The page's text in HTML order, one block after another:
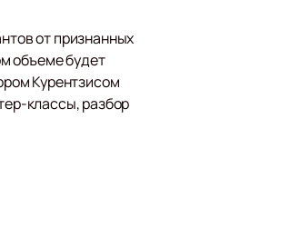
от признанных
объеме будет
Курентзисом
классы, разбор